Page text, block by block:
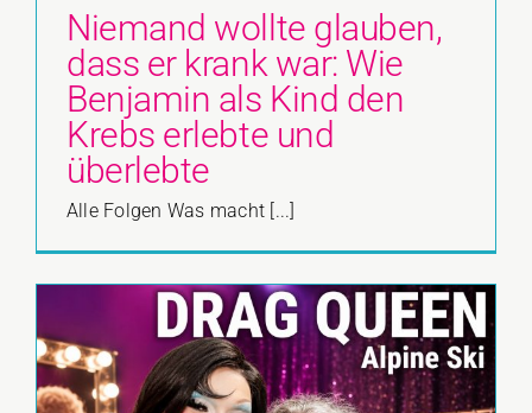
Niemand wollte glauben,
dass er krank war: Wie
Benjamin als Kind den
Krebs erlebte und
überlebte
Alle Folgen Was macht [...]